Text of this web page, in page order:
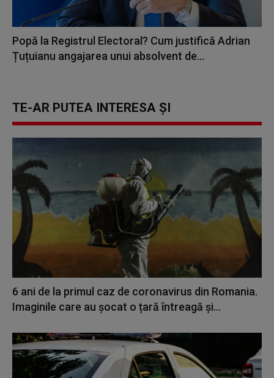
Popă la Registrul Electoral? Cum justifică Adrian
Țuțuianu angajarea unui absolvent de...
TE-AR PUTEA INTERESA ȘI
6 ani de la primul caz de coronavirus din Romania.
Imaginile care au șocat o țară întreagă și...